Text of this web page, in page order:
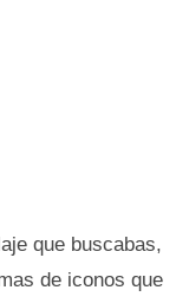
que buscabas,
de iconos que